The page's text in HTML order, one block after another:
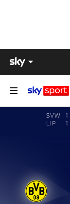
SVW
1
LIP
1